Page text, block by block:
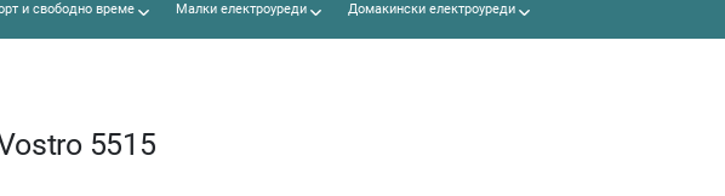
и свободно време Малки електроуреди Домакински електроуреди
5515